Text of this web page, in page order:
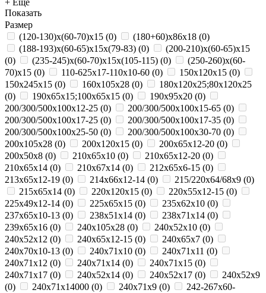
+ Еще
Показать
Размер
(120-130)х(60-70)х15 (0) (180+60)х86х18 (0)
(188-193)х(60-65)х15х(79-83) (0)
(200-210)х(60-65)х15
(0) (235-245)х(60-70)х15х(105-115) (0)
(250-260)х(60-
70)х15 (0) 110-625x17-110x10-60 (0) 150x120x15 (0)
150x245x15 (0) 160x105x28 (0)
180х120х25;80х120х25
(0) 190х65х15;100х65х15 (0) 190х95х20 (0)
200/300/500x100x12-25 (0) 200/300/500x100x15-65 (0)
200/300/500x100x17-25 (0) 200/300/500x100x17-35 (0)
200/300/500x100x25-50 (0) 200/300/500x100x30-70 (0)
200x105x28 (0) 200x120x15 (0) 200x65x12-20 (0)
200х50х8 (0) 210x65x10 (0) 210x65x12-20 (0)
210x65x14 (0) 210х67х14 (0) 212x65x6-15 (0)
213x65x12-19 (0) 214x66x12-14 (0) 215/220х64/68х9 (0)
215х65х14 (0) 220x120x15 (0) 220x55x12-15 (0)
225x49x12-14 (0) 225х65х15 (0) 235x62x10 (0)
237x65x10-13 (0) 238х51х14 (0) 238х71х14 (0)
239х65х16 (0) 240x105x28 (0) 240x52x10 (0)
240x52x12 (0) 240x65x12-15 (0) 240x65x7 (0)
240x70x10-13 (0) 240x71x10 (0) 240x71x11 (0)
240x71x12 (0) 240x71x14 (0) 240x71x15 (0)
240x71x17 (0) 240х52х14 (0) 240х52х17 (0)
240х52х9
(0) 240х71х14000 (0) 240х71х9 (0)
242-267x60-